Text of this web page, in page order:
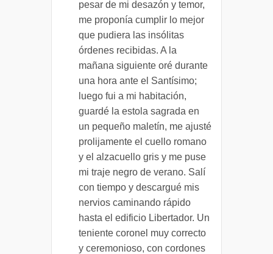
pesar de mi desazón y temor,
me proponía cumplir lo mejor
que pudiera las insólitas
órdenes recibidas. A la
mañana siguiente oré durante
una hora ante el Santísimo;
luego fui a mi habitación,
guardé la estola sagrada en
un pequeño maletín, me ajusté
prolijamente el cuello romano
y el alzacuello gris y me puse
mi traje negro de verano. Salí
con tiempo y descargué mis
nervios caminando rápido
hasta el edificio Libertador. Un
teniente coronel muy correcto
y ceremonioso, con cordones